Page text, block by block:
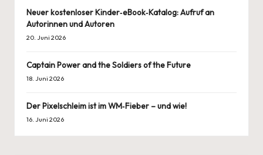
Neuer kostenloser Kinder‑eBook‑Katalog: Aufruf an
Autorinnen und Autoren
20. Juni 2026
Captain Power and the Soldiers of the Future
18. Juni 2026
Der Pixelschleim ist im WM‑Fieber – und wie!
16. Juni 2026